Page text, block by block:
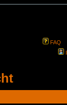
FAQ